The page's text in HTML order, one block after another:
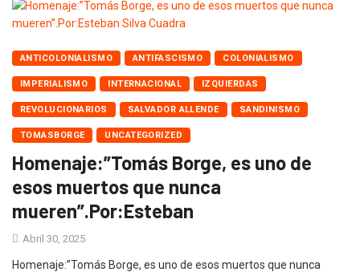
ANTICOLONIALISMO ANTIFASCISMO COLONIALISMO
IMPERIALISMO INTERNACIONAL IZQUIERDAS
REVOLUCIONARIOS SALVADOR ALLENDE SANDINISMO
TOMASBORGE UNCATEGORIZED
Homenaje:”Tomás Borge, es uno de
esos muertos que nunca
mueren”.Por:Esteban
Abril 30, 2025
Homenaje:”Tomás Borge, es uno de esos muertos que nunca